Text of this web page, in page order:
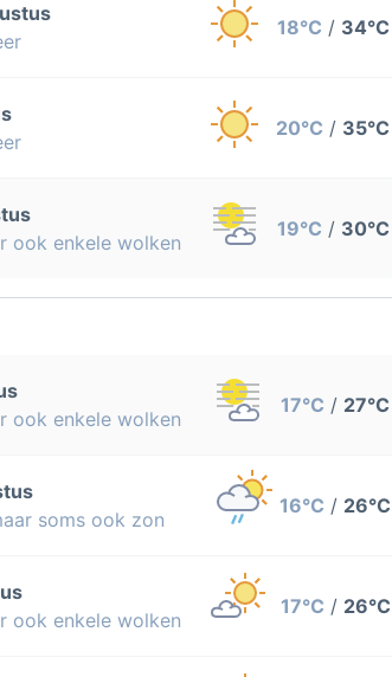
18°C / 34°C
20°C / 35°C
ook enkele wolken
19°C / 30°C
ook enkele wolken
17°C / 27°C
soms ook zon
16°C / 26°C
ook enkele wolken
17°C / 26°C